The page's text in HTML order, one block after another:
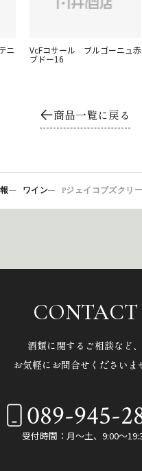
ニ VcFコサール ブルゴーニュ赤
ブドー16
商品一覧に戻る
ワイン
CONTACT
酒類に関するご相談など、
お気軽にお問合せくださいま
089-945-
受付時間：月～土、9:00～